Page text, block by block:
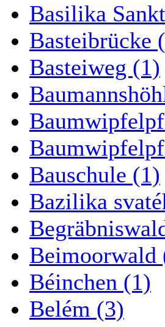
Basilika
Basteibrücke
Basteiweg (1)
Bauschule (1)
Bazilika
Beimoorwald
Béinchen (1)
Belém (3)